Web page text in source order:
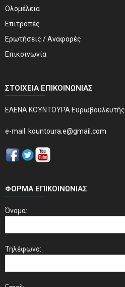
Ολομέλεια
Επιτροπές
Ερωτήσεις / Αναφορές
Επικοινωνία
ΣΤΟΙΧΕΊΑ ΕΠΙΚΟΙΝΩΝΊΑΣ
ΕΛΕΝΑ ΚΟΥΝΤΟΥΡΑ Ευρωβουλευτής
e-mail: kountoura.e@gmail.com
ΦΌΡΜΑ ΕΠΙΚΟΙΝΩΝΊΑΣ
Όνομα:
Τηλέφωνο: